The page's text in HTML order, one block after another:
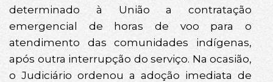
determinado à União a contratação
emergencial de horas de voo para o
atendimento das comunidades indígenas,
após outra interrupção do serviço. Na ocasião,
o Judiciário ordenou a adoção imediata de